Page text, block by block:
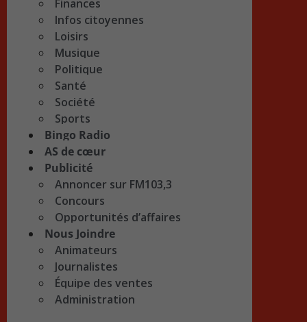
Finances
Infos citoyennes
Loisirs
Musique
Politique
Santé
Société
Sports
Bingo Radio
AS de cœur
Publicité
Annoncer sur FM103,3
Concours
Opportunités d’affaires
Nous Joindre
Animateurs
Journalistes
Équipe des ventes
Administration